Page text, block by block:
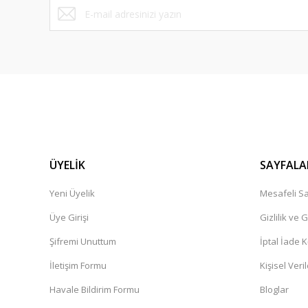
Cok güzel
Aradığınız herseyi uygun fiyat ve kaliteli hizmet ile
U... T... | 28/07/2026
Güzel bir deneyimdi.Tavsiye ederim
Kadir İbrahim Demirel | 25/07/2026
1-Fiyatlar piyasinin altında olduğu için bı şüphe oluşmadı
memnuniyet, sanki kendileri yorum yazmış hissi verip
ÜYELİK
Yeni Üyelik
Üye Girişi
Şifremi Unuttum
İletişim Formu
Havale Bildirim Formu
Mesafeli
Gizlilik ve
İptal İade
Kişisel
Bloglar